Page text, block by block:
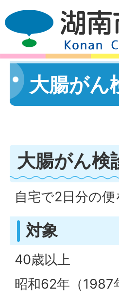
大腸がん
大腸がん検
自宅で2日分の
対象
40歳以上
昭和62年（1987